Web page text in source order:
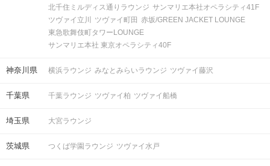
北千住ミルディス通りラウンジ サンマリエ本社オペラシティ41F
ツヴァイ立川
ツヴァイ町田 赤坂/GREEN JACKET LOUNGE
東急歌舞伎町タワーLOUNGE
サンマリエ本社 東京オペラシティ40F
神奈川県 横浜ラウンジ みなとみらいラウンジ ツヴァイ藤沢
千葉県 千葉ラウンジ ツヴァイ柏 ツヴァイ船橋
埼玉県 大宮ラウンジ
茨城県 つくば学園ラウンジ ツヴァイ水戸